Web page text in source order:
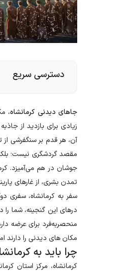
دسترسی سریع
جاهای دیدنی کرمانشاه،
زیادی برای بازدید از
آن، هر قدم بر سنگفرشی از
مقصد گردشگری نیست؛
جوشان در هم می‌آمیزد.
تمدن بشری، از غارهای
سفر به کرمانشاه، سفری
درهای این گنجینه، شما
منحصربه‌فرد برای عرضه
مکان های دیدنی را دارند
چرا باید به
کرمانشاه، مرکز استان